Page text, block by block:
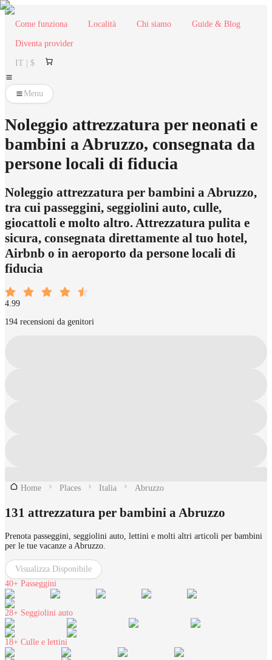
Come funziona Località Chi siamo Guide & Blog
Diventa provider
IT | $
Menu
Noleggio attrezzatura per neonati e
bambini a Abruzzo, consegnata da
persone locali di fiducia
Noleggio attrezzatura per bambini a Abruzzo,
tra cui passeggini, seggiolini auto, culle,
giocattoli e molto altro. Attrezzatura pulita e
sicura, consegnata direttamente al tuo hotel,
Airbnb o in aeroporto da persone locali di
fiducia
4.99
194 recensioni da genitori
Home Places Italia Abruzzo
131 attrezzatura per bambini a Abruzzo
Prenota passeggini, seggiolini auto, lettini e molti altri articoli per bambini
per le tue vacanze a Abruzzo.
Visualizza Disponibile
40+ Passeggini
28+ Seggiolini auto
18+ Culle e lettini